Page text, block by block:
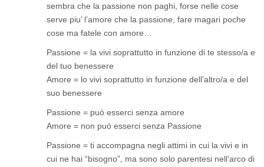
sembra che la passione non paghi, forse nelle cose
serve piu’ l’amore che la passione, fare magari poche
cose ma fatele con amore…
Passione = la vivi soprattutto in funzione di te stesso/a e
del tuo benessere
Amore = lo vivi soprattutto in funzione dell’altro/a e del
suo benessere
Passione = può esserci senza amore
Amore = non può esserci senza Passione
Passione = ti accompagna negli attimi in cui la vivi e in
cui ne hai “bisogno”, ma sono solo parentesi nell’arco di